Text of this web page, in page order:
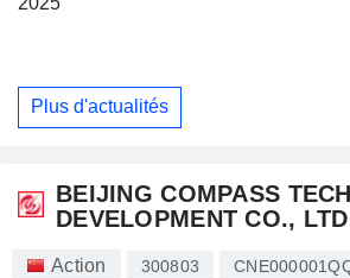
Plus d'actualités
BEIJING COMPASS
DEVELOPMENT CO.,
Action 300803